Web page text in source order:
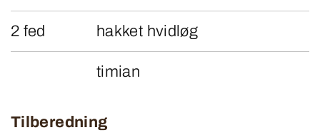
2 fed hakket hvidløg
timian
Tilberedning